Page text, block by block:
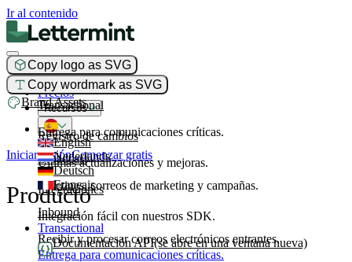
Ir al contenido
Copy logo as SVG
Copy wordmark as SVG
Brand Assets
Producto
Transactional
Entrega para comunicaciones críticas.
Broadcast
Boletines, correos de marketing y campañas.
Inbound
Recibir y procesar correos electrónicos entrantes.
Precios
Recursos
Registro de cambios
Últimas actualizaciones y mejoras.
Integraciones
Integración fácil con nuestros SDK.
Documentación API(se abre en una ventana nueva)
English
Nederlands
Deutsch
Français
Iniciar sesiónComenzar gratis
Producto
Transactional
Entrega para comunicaciones críticas.